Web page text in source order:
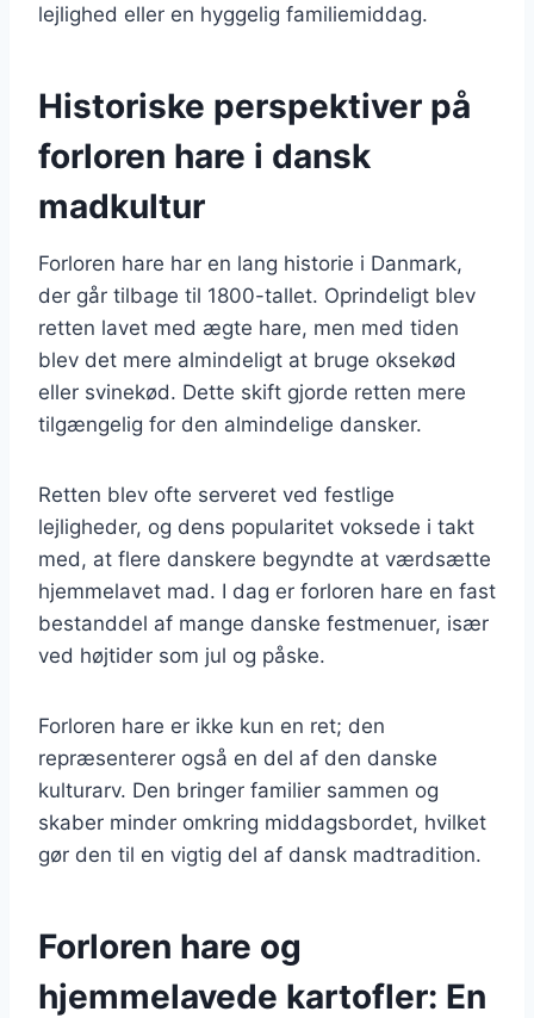
lejlighed eller en hyggelig familiemiddag.
Historiske perspektiver på
forloren hare i dansk
madkultur
Forloren hare har en lang historie i Danmark,
der går tilbage til 1800-tallet. Oprindeligt blev
retten lavet med ægte hare, men med tiden
blev det mere almindeligt at bruge oksekød
eller svinekød. Dette skift gjorde retten mere
tilgængelig for den almindelige dansker.
Retten blev ofte serveret ved festlige
lejligheder, og dens popularitet voksede i takt
med, at flere danskere begyndte at værdsætte
hjemmelavet mad. I dag er forloren hare en fast
bestanddel af mange danske festmenuer, især
ved højtider som jul og påske.
Forloren hare er ikke kun en ret; den
repræsenterer også en del af den danske
kulturarv. Den bringer familier sammen og
skaber minder omkring middagsbordet, hvilket
gør den til en vigtig del af dansk madtradition.
Forloren hare og
hjemmelavede kartofler: En